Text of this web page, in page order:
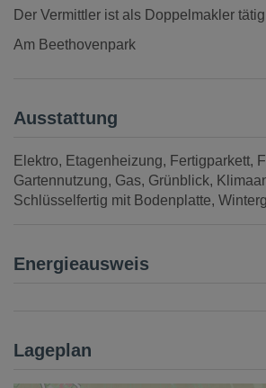
Der Vermittler ist als Doppelmakler
Am Beethovenpark
Ausstattung
Elektro Etagenheizung Fertigparkett
Gartennutzung Gas Grünblick
Schlüsselfertig mit Bodenplatte
Energieausweis
Lageplan